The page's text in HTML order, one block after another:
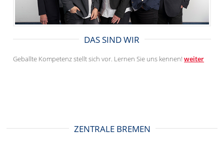
DAS SIND WIR
Geballte Kompetenz stellt sich vor. Lernen Sie uns kennen!weiter
ZENTRALE BREMEN